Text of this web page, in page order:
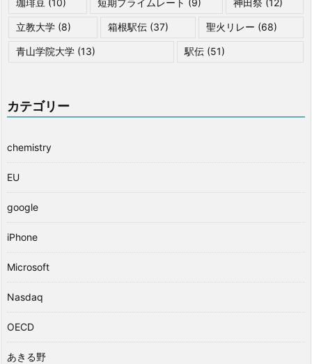
立教大学 (8) 箱根駅伝 (37) 聖火リレー (68)
青山学院大学 (13) 駅伝 (51)
カテゴリー
chemistry
EU
google
iPhone
Microsoft
Nasdaq
OECD
あきる野